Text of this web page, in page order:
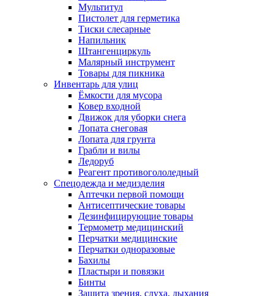
Мультитул
Пистолет для герметика
Тиски слесарные
Напильник
Штангенциркуль
Малярный инструмент
Товары для пикника
Инвентарь для улиц
Ёмкости для мусора
Ковер входной
Движок для уборки снега
Лопата снеговая
Лопата для грунта
Грабли и вилы
Ледоруб
Реагент противогололедный
Спецодежда и медизделия
Аптечки первой помощи
Антисептические товары
Дезинфицирующие товары
Термометр медицинский
Перчатки медицинские
Перчатки одноразовые
Бахилы
Пластыри и повязки
Бинты
Защита зрения, слуха, дыхания